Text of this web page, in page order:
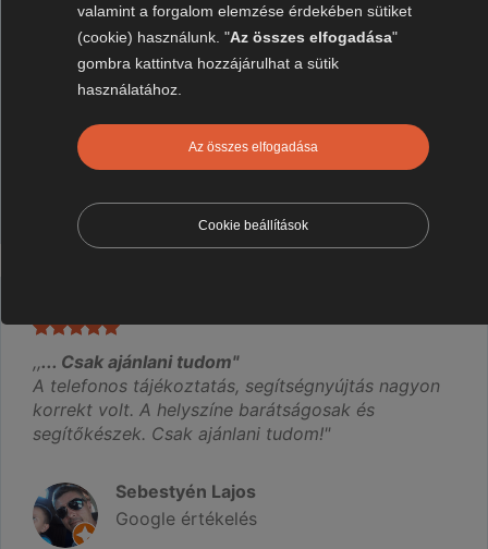
...Egy igazi élmény volt!"
,,Nagyon kedves volt mindenki!! Esett az eső mikor
mi mentünk de így is nagyon segítőkészek voltak!
Egy igazi élmény volt!"
Futaki Enikő
,,... Csak ajánlani tudom"
A telefonos tájékoztatás, segítségnyújtás nagyon
korrekt volt. A helyszíne barátságosak és
segítőkészek. Csak ajánlani tudom!"
Sebestyén Lajos
Google értékelés
valamint a forgalom elemzése érdekében sütiket
(cookie) használunk. "Az összes elfogadása"
gombra kattintva hozzájárulhat a sütik
használatához.
Az összes elfogadása
Cookie beállítások